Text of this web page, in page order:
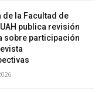
la Facultad de
publica revisión
sobre participación